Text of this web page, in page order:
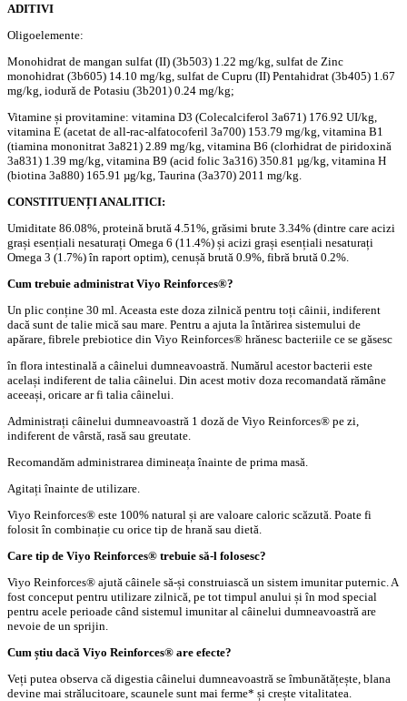
ADITIVI
Oligoelemente:
Monohidrat de mangan sulfat (II) (3b503) 1.22 mg/kg, sulfat de Zinc
monohidrat (3b605) 14.10 mg/kg, sulfat de Cupru (II) Pentahidrat (3b405) 1.67
mg/kg, iodură de Potasiu (3b201) 0.24 mg/kg;
Vitamine și provitamine: vitamina D3 (Colecalciferol 3a671) 176.92 UI/kg,
vitamina E (acetat de all-rac-alfatocoferil 3a700) 153.79 mg/kg, vitamina B1
(tiamina mononitrat 3a821) 2.89 mg/kg, vitamina B6 (clorhidrat de piridoxină
3a831) 1.39 mg/kg, vitamina B9 (acid folic 3a316) 350.81 µg/kg, vitamina H
(biotina 3a880) 165.91 µg/kg, Taurina (3a370) 2011 mg/kg.
CONSTITUENȚI ANALITICI:
Umiditate 86.08%, proteină brută 4.51%, grăsimi brute 3.34% (dintre care acizi
grași esențiali nesaturați Omega 6 (11.4%) și acizi grași esențiali nesaturați
Omega 3 (1.7%) în raport optim), cenușă brută 0.9%, fibră brută 0.2%.
Cum trebuie administrat Viyo Reinforces®?
Un plic conține 30 ml. Aceasta este doza zilnică pentru toți câinii, indiferent
dacă sunt de talie mică sau mare. Pentru a ajuta la întărirea sistemului de
apărare, fibrele prebiotice din Viyo Reinforces® hrănesc bacteriile ce se găsesc
în flora intestinală a câinelui dumneavoastră. Numărul acestor bacterii este
același indiferent de talia câinelui. Din acest motiv doza recomandată rămâne
aceeași, oricare ar fi talia câinelui.
Administrați câinelui dumneavoastră 1 doză de Viyo Reinforces® pe zi,
indiferent de vârstă, rasă sau greutate.
Recomandăm administrarea dimineața înainte de prima masă.
Agitați înainte de utilizare.
Viyo Reinforces® este 100% natural și are valoare caloric scăzută. Poate fi
folosit în combinație cu orice tip de hrană sau dietă.
Care tip de Viyo Reinforces® trebuie să-l folosesc?
Viyo Reinforces® ajută câinele să-și construiască un sistem imunitar puternic. A
fost conceput pentru utilizare zilnică, pe tot timpul anului și în mod special
pentru acele perioade când sistemul imunitar al câinelui dumneavoastră are
nevoie de un sprijin.
Cum știu dacă Viyo Reinforces® are efecte?
Veți putea observa că digestia câinelui dumneavoastră se îmbunătățește, blana
devine mai strălucitoare, scaunele sunt mai ferme* și crește vitalitatea.